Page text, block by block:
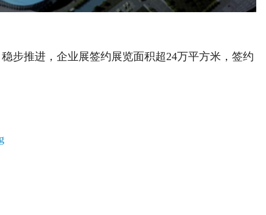
步推进，企业展签约展览面积超24万平方米，签约